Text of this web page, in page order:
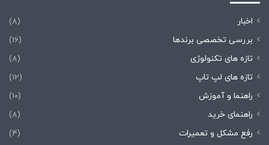
اخبار
(8)
بررسی تخصصی برندها
(16)
تازه های تکنولوژی
(8)
تازه های لپ تاپ
(12)
راهنما و آموزش
(10)
راهنمای خرید
(8)
رفع مشکل و تعمیرات
(4)